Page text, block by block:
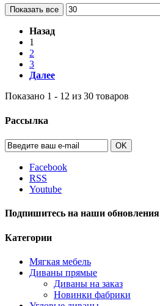
Показать все
Назад
1
2
3
Далее
Показано 1 - 12 из 30 товаров
Рассылка
OK
Facebook
RSS
Youtube
Подпишитесь на наши обновления
Категории
Мягкая мебель
Диваны прямые
Диваны на заказ
Новинки фабрики